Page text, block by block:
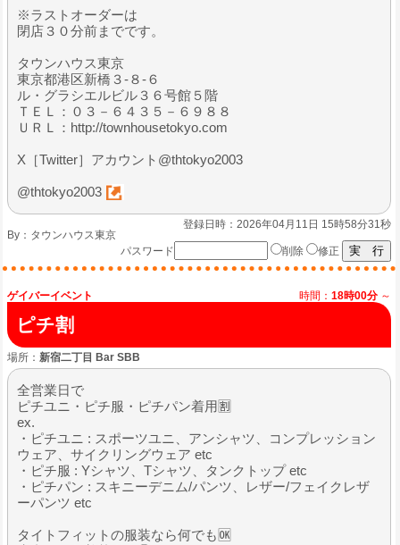
※ラストオーダーは
閉店３０分前までです。
タウンハウス東京
東京都港区新橋３-８-６
ル・グラシエルビル３６号館５階
ＴＥＬ：０３－６４３５－６９８８
ＵＲＬ：http://townhousetokyo.com
X［Twitter］アカウント@thtokyo2003
@thtokyo2003
登録日時：2026年04月11日 15時58分31秒
By： タウンハウス東京
パスワード
削除 修正
ゲイバーイベント 時間： 18時00分 ～
ピチ割
場所： 新宿二丁目 Bar SBB
全営業日で
ピチユニ・ピチ服・ピチパン着用🈹
ex.
・ピチユニ : スポーツユニ、アンシャツ、コンプレッション
ウェア、サイクリングウェア etc
・ピチ服 : Yシャツ、Tシャツ、タンクトップ etc
・ピチパン : スキニーデニム/パンツ、レザー/フェイクレザ
ーパンツ etc
タイトフィットの服装なら何でも🆗